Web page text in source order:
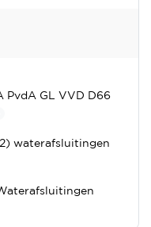
PvdA GL VVD D66
waterafsluitingen